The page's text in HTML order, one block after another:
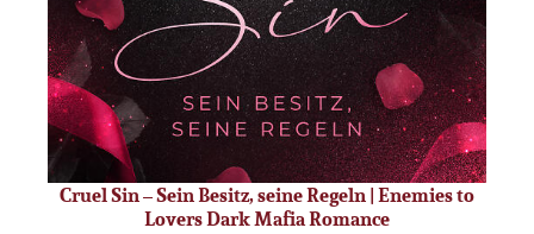
Cruel Sin – Sein Besitz, seine Regeln | Enemies to
Lovers Dark Mafia Romance